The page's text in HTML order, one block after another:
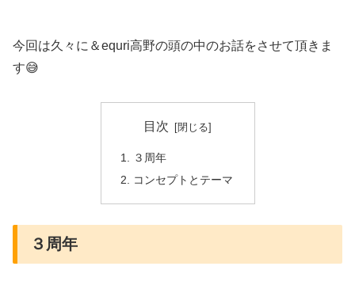
今回は久々に＆equri高野の頭の中のお話をさせて頂きま
す😅
目次
３周年
コンセプトとテーマ
３周年